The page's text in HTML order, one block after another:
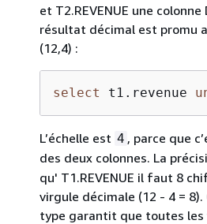
et T2.REVENUE une colonne
résultat décimal est promu
(12,4) :
select t1.revenue
L’échelle est 4 , parce que
des deux colonnes. La
qu' T1.REVENUE il faut 8
virgule décimale (12 - 4 =
type garantit que toutes les